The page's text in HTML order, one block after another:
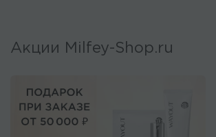
Акции Milfey-Shop.ru